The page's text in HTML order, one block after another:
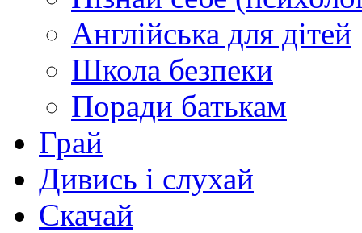
Англійська для дітей
Школа безпеки
Поради батькам
Грай
Дивись і слухай
Скачай